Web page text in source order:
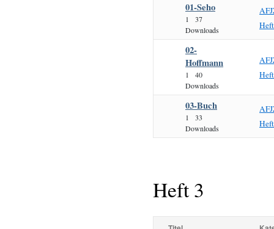
01-Seho
1
37
Downloads
02-
Hoffmann
1
40
Downloads
03-Buch
1
33
Downloads
Heft 3